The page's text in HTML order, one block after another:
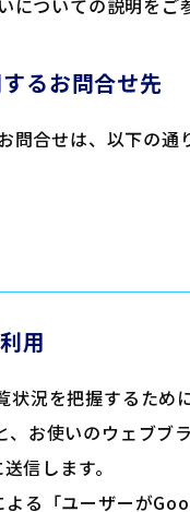
ついての説明をご
るお問合せ先
合せは、以下の通
用
状況を把握するた
、お使いのウェブ
信します。
る「ユーザーが